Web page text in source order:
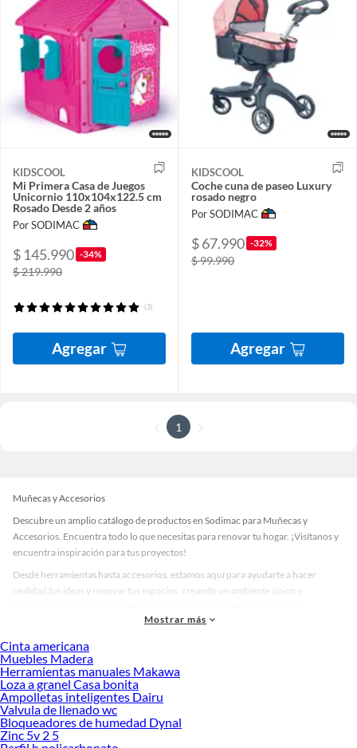
KIDSCOOL
Mi Primera Casa de Juegos
Unicornio 110x104x122.5 cm
Rosado Desde 2 años
Por SODIMAC
$ 145.990 -34%
$ 219.990
(3)
Agregar
KIDSCOOL
Coche cuna de paseo Luxury
rosado negro
Por SODIMAC
$ 67.990 -32%
$ 99.990
Agregar
1
Muñecas y Accesorios
Descubre un amplio catálogo de productos en Sodimac para Muñecas y
Accesorios. Encuentra todo lo que necesitas para renovar tu hogar. ¡Visítanos y
encuentra inspiración para tus proyectos!
Desde herramientas hasta accesorios, estamos aquí para ayudarte a hacer
realidad tus ideas y renovar tus espacios, creando un ambiente único y
accesorios de calidad que te ayudarán a crear un espacio más tú.
Desde remodelaciones hasta proyectos de decoración, estamos aquí para hacer
tus ideas realidad. ¡Visítanos y encuentra todo lo que tenemos para ofrecerte en
Muñecas y Accesorios!
Explora la variedad de productos de Muñecas y Accesorios en Sodimac
Herramientas, materiales y accesorios de calidad para tus proyectos y
renovación de espacios. ¡Visítanos y descubre todo lo que tenemos para
Mostrar más
Cinta americana
Muebles Madera
Herramientas manuales Makawa
Loza a granel Casa bonita
Ampolletas inteligentes Dairu
Valvula de llenado wc
Bloqueadores de humedad Dynal
Zinc 5v 2 5